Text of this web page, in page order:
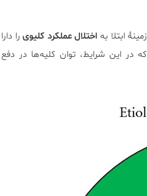
اختلال عملکرد کلیویرا دارا
در این شرایط، توان کلیه‌ها در دفع